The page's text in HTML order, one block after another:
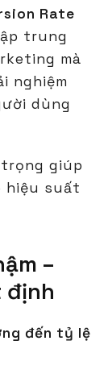
Rate
trung
mà
nghiệm
dùng
giúp
hiệu suất
–
định
đến tỷ lệ